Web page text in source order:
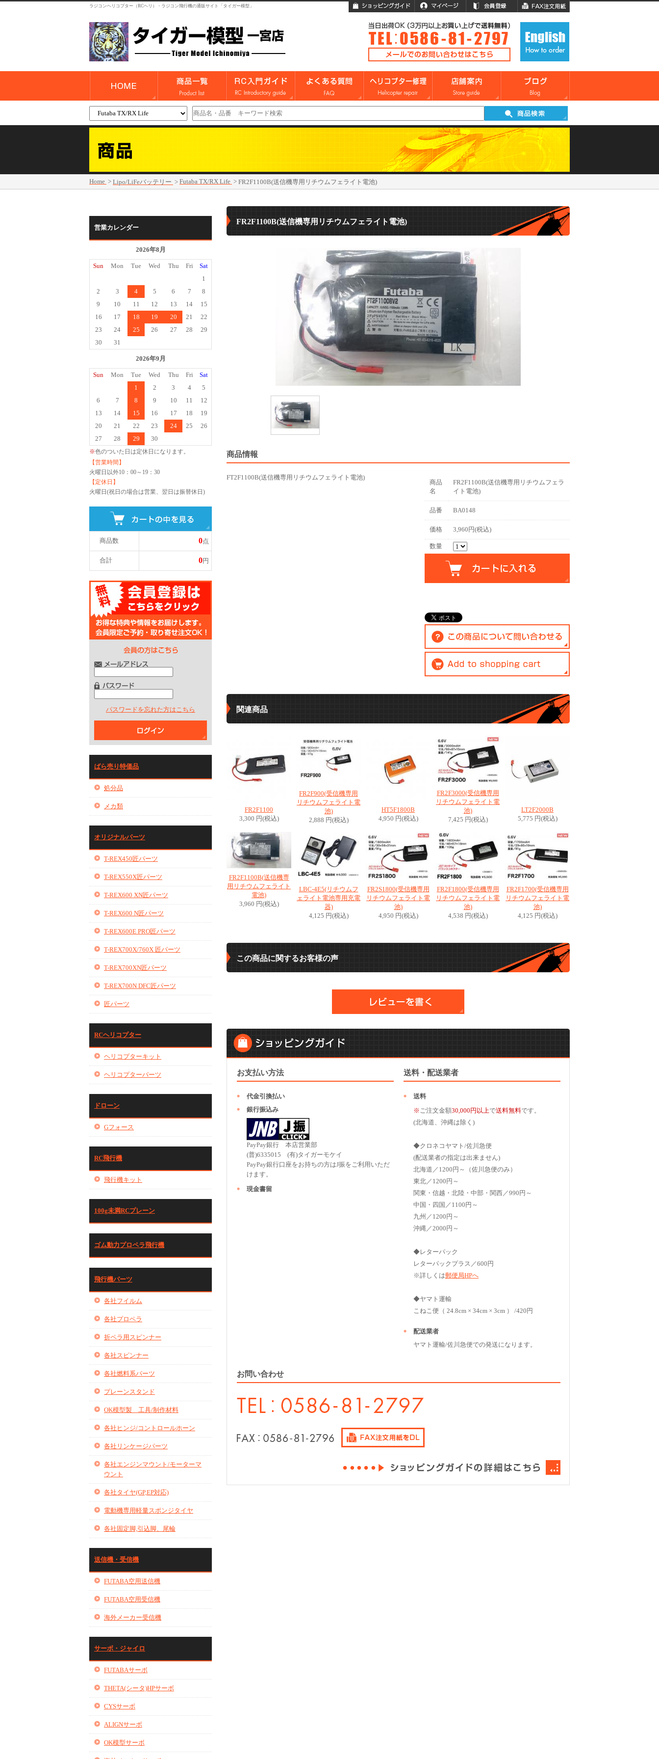
ラジコンヘリコプター（RCヘリ）・ラジコン飛行機の通販サイト「タイガー模型」
Home > Lipo/LiFeバッテリー > Futaba TX/RX Life > FR2F1100B(送信機専用リチウムフェライト電池)
営業カレンダー
2026年8月
Sun Mon Tue Wed Thu Fri
Sat
1
2
3 4 5 6 7
8
9
10 11 12 13 14
15
16
17 18 19 20 21
22
23
24 25 26 27 28
29
30
31
2026年9月
Sun Mon Tue Wed Thu Fri
Sat
1
2 3 4
5
6
7 8 9 10 11
12
13
14 15 16 17 18
19
20
21 22 23 24 25
26
27
28 29 30
※色のついた日は定休日になります。
【営業時間】
火曜日以外10：00～19：30
【定休日】
火曜日(祝日の場合は営業、翌日は振替休日)
商品数 0点
合計 0円
パスワードを忘れた方はこちら
ばら売り特価品
処分品
メカ類
オリジナルパーツ
T-REX450匠パーツ
T-REX550X匠パーツ
T-REX600 XN匠パーツ
T-REX600 N匠パーツ
T-REX600E PRO匠パーツ
T-REX700X/760X 匠パーツ
T-REX700XN匠パーツ
T-REX700N DFC匠パーツ
匠パーツ
RCヘリコプター
ヘリコプターキット
ヘリコプターパーツ
ドローン
Gフォース
RC飛行機
飛行機キット
100g未満RCプレーン
ゴム動力プロペラ飛行機
飛行機パーツ
各社フイルム
各社プロペラ
折ペラ用スピンナー
各社スピンナー
各社燃料系パーツ
プレーンスタンド
OK模型製 工具/制作材料
各社ヒンジ/コントロールホーン
各社リンケージパーツ
各社エンジンマウント/モーターマ
ウント
各社タイヤ(GP,EP対応)
電動機専用軽量スポンジタイヤ
各社固定脚,引込脚、尾輪
送信機・受信機
FUTABA空用送信機
FUTABA空用受信機
海外メーカー受信機
サーボ・ジャイロ
FUTABAサーボ
THETA(シータ)HPサーボ
CYSサーボ
ALIGNサーボ
OK模型サーボ
FR2F1100B(送信機専用リチウムフェライト電池)
商品情報
FT2F1100B(送信機専用リチウムフェライト電池)
商品
名
FR2F1100B(送信機専用リチウムフェラ
イト電池)
品番 BA0148
価格 3,960円(税込)
数量
関連商品
FR2F1100
3,300 円(税込)
FR2F900(受信機専用
リチウムフェライト電
池)
2,888 円(税込)
HT5F1800B
4,950 円(税込)
FR2F3000(受信機専用
リチウムフェライト電
池)
7,425 円(税込)
LT2F2000B
5,775 円(税込)
FR2F1100B(送信機専
用リチウムフェライト
電池)
3,960 円(税込)
LBC-4E5(リチウムフ
ェライト電池専用充電
器)
4,125 円(税込)
FR2S1800(受信機専用
リチウムフェライト電
池)
4,950 円(税込)
FR2F1800(受信機専用
リチウムフェライト電
池)
4,538 円(税込)
FR2F1700(受信機専用
リチウムフェライト電
池)
4,125 円(税込)
この商品に関するお客様の声
お支払い方法
代金引換払い
銀行振込み
PayPay銀行 本店営業部
(普)6335015 (有)タイガーモケイ
PayPay銀行口座をお持ちの方はJ振をご利用いただ
けます。
現金書留
送料・配送業者
送料
※ ご注文金額30,000円以上で送料無料です。
(北海道、沖縄は除く)
◆クロネコヤマト/佐川急便
(配送業者の指定は出来ません)
北海道／1200円～（佐川急便のみ）
東北／1200円～
関東・信越・北陸・中部・関西／990円～
中国・四国／1100円～
九州／1200円～
沖縄／2000円～
◆レターパック
レターパックプラス／600円
※詳しくは郵便局HPへ
◆ヤマト運輸
こねこ便（ 24.8cm × 34cm × 3cm ） /420円
配送業者
ヤマト運輸/佐川急便での発送になります。
お問い合わせ